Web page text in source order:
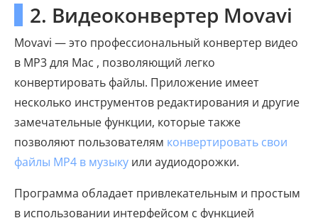
2. Видеоконвертер Movavi
Movavi — это профессиональный конвертер видео
в MP3 для Mac , позволяющий легко
конвертировать файлы. Приложение имеет
несколько инструментов редактирования и другие
замечательные функции, которые также
позволяют пользователям конвертировать свои
файлы MP4 в музыку или аудиодорожки.
Программа обладает привлекательным и простым
в использовании интерфейсом с функцией